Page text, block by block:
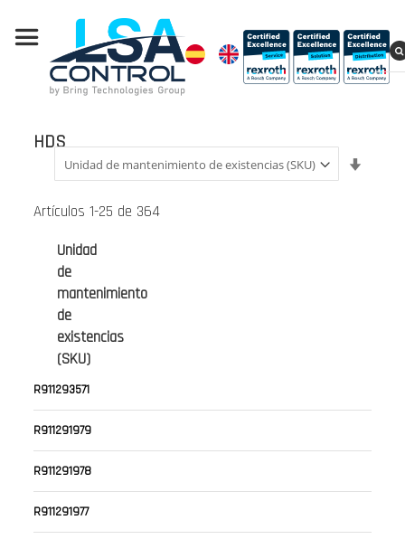
HDS
Artículos1-25 de 364
Unidad
de
mantenimiento
de
existencias
(SKU)
R911293571
R911291979
R911291978
R911291977